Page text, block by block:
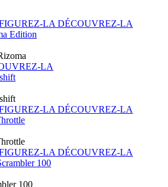
LA DÉCOUVREZ-LA
Edition
LA
LA DÉCOUVREZ-LA
LA DÉCOUVREZ-LA
100
100